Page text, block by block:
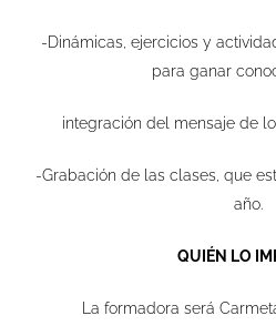
-Dinámicas, ejercicios y
para ganar
integración del mensaje de
-Grabación de las clases, que
año.
QUIÉN LO
La formadora será